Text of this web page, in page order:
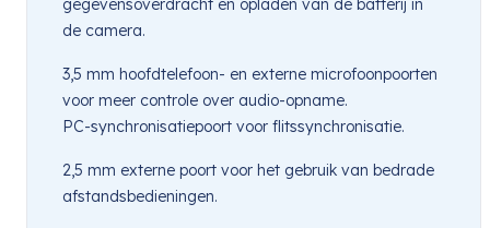
gegevensoverdracht en opladen van de batterij in
de camera.
3,5 mm hoofdtelefoon- en externe microfoonpoorten
voor meer controle over audio-opname.
PC-synchronisatiepoort voor flitssynchronisatie.
2,5 mm externe poort voor het gebruik van bedrade
afstandsbedieningen.